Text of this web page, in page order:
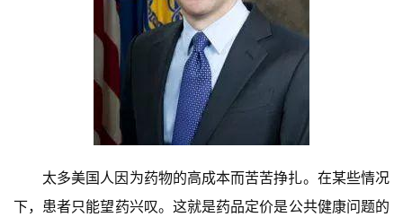
太多美国人因为药物的高成本而苦苦挣扎。在某些情况
下，患者只能望药兴叹。这就是药品定价是公共健康问题的